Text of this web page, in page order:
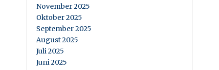
November 2025
Oktober 2025
September 2025
August 2025
Juli 2025
Juni 2025